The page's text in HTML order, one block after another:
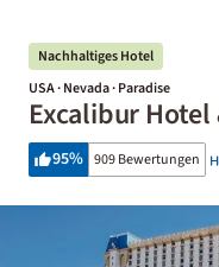
Nachhaltiges Hotel
USA · Nevada · Paradise
Excalibur Hotel
95% 909 Bewertungen